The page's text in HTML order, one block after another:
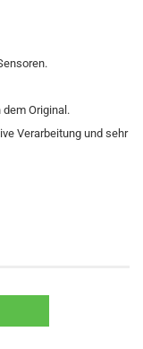
Original.
Verarbeitung und sehr